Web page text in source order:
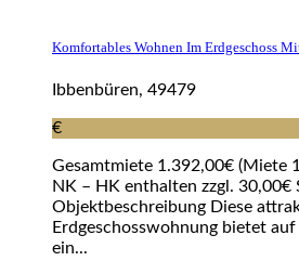
Komfortables Wohnen Im Erdgeschoss
Ibbenbüren, 49479
€
Gesamtmiete 1.392,00€ (Miete
NK – HK enthalten zzgl. 30,00€
Objektbeschreibung Diese
Erdgeschosswohnung bietet
ein...